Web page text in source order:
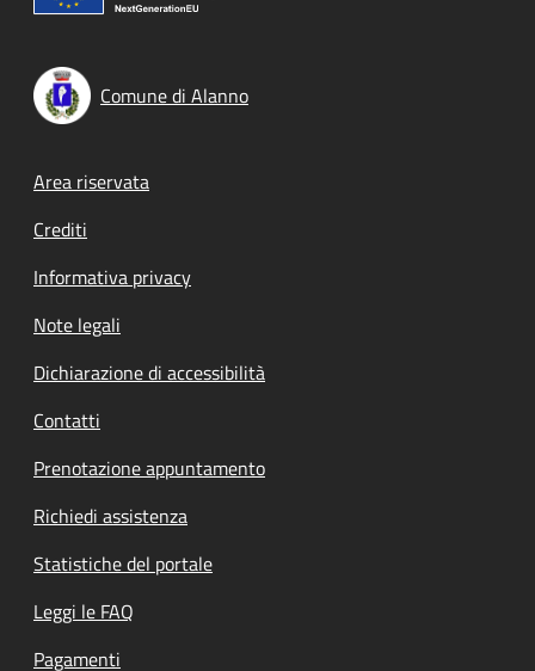
Comune di Alanno
Footer menu
Area riservata
Crediti
Informativa privacy
Note legali
Dichiarazione di accessibilità
Contatti
Prenotazione appuntamento
Richiedi assistenza
Statistiche del portale
Leggi le FAQ
Pagamenti